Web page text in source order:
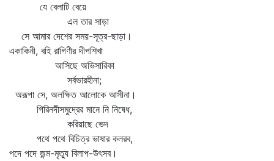
যে বেলাটি বেয়ে
এল তার সাড়া
সে আমার দেশের সময়-সূত্র-ছাড়া।
একাকিনী, বহি রাগিণীর দীপশিখা
আসিছে অভিসারিকা
সর্বভারহীনা;
অরূপা সে, অলক্ষিত আলোকে আসীনা।
গিরিনদীসমুদ্রের মানে নি নিষেধ,
করিয়াছে ভেদ
পথে পথে বিচিত্র ভাষার কলরব,
পদে পদে জন্ম-মৃত্যু বিলাপ-উৎসব।